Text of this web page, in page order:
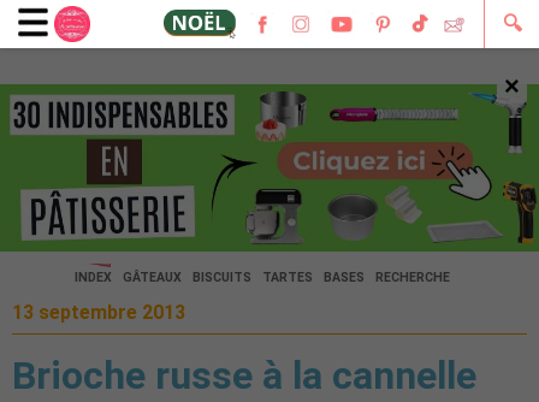
🔍
×
🔍
INDEX GÂTEAUX BISCUITS TARTES BASES RECHERCHE
13 septembre 2013
Brioche russe à la cannelle